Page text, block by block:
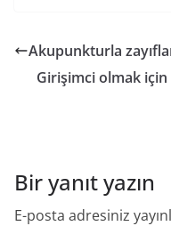
Akupunkturla
Girişimci olmak
Bir yanıt yazın
E-posta adresiniz